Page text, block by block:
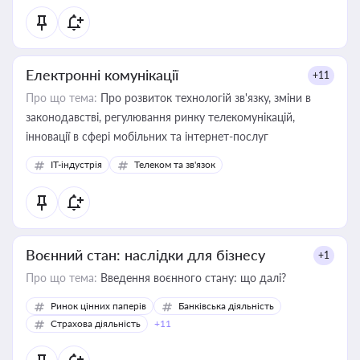
Електронні комунікації +11
Про що тема: Про розвиток технологій зв'язку, зміни в
законодавстві, регулювання ринку телекомунікацій,
інновації в сфері мобільних та інтернет-послуг
IT-індустрія Телеком та зв'язок
Воєнний стан: наслідки для бізнесу +1
Про що тема: Введення воєнного стану: що далі?
Ринок цінних паперів
Банківська діяльність
Страхова діяльність
+11